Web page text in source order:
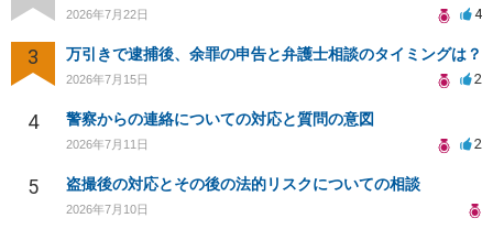
2026年7月22日 4
3 万引きで逮捕後、余罪の申告と弁護士相談のタイミングは？
2026年7月15日 2
4 警察からの連絡についての対応と質問の意図
2026年7月11日 2
5 盗撮後の対応とその後の法的リスクについての相談
2026年7月10日